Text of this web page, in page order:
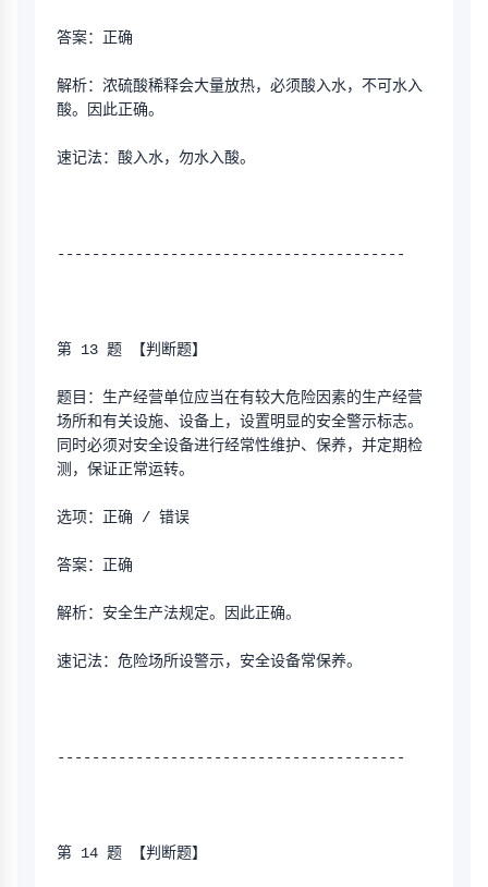
答案：正确
解析：浓硫酸稀释会大量放热，必须酸入水，不可水入
酸。因此正确。
速记法：酸入水，勿水入酸。
----------------------------------------
第 13 题 【判断题】
题目：生产经营单位应当在有较大危险因素的生产经营
场所和有关设施、设备上，设置明显的安全警示标志。
同时必须对安全设备进行经常性维护、保养，并定期检
测，保证正常运转。
选项：正确 / 错误
答案：正确
解析：安全生产法规定。因此正确。
速记法：危险场所设警示，安全设备常保养。
----------------------------------------
第 14 题 【判断题】